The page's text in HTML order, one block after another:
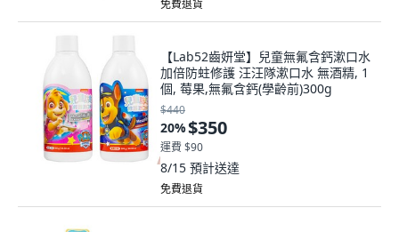
免費退貨
【Lab52齒妍堂】兒童無氟含鈣漱口水
加倍防蛀修護 汪汪隊漱口水 無酒精, 1
個, 莓果,無氟含鈣(學齡前)300g
$440
20%$350
運費 $90
8/15 預計送達
免費退貨